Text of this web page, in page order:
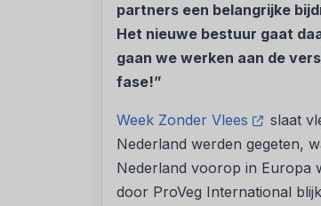
partners een belangrijke
Het nieuwe bestuur gaat
gaan we werken aan de
fase!”
Week Zonder Vlees
slaat
Nederland werden gegeten,
Nederland voorop in Europa
door ProVeg International